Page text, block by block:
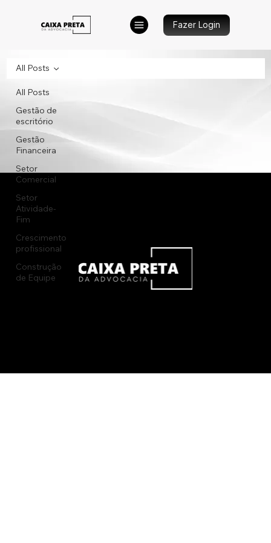
Fazer Login
All Posts
Gestão de
escritório
Gestão
Financeira
Setor
Comercial
Setor
Atividade-
Fim
Crescimento
profissional
Construção
de Equipe
All Posts